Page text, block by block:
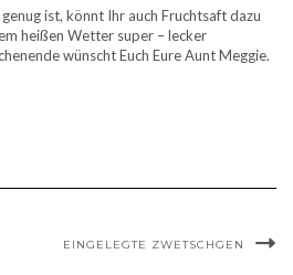
ist, könnt Ihr auch Fruchtsaft dazu
heißen Wetter super – lecker
wünscht Euch Eure Aunt Meggie.
EINGELEGTE ZWETSCHGEN